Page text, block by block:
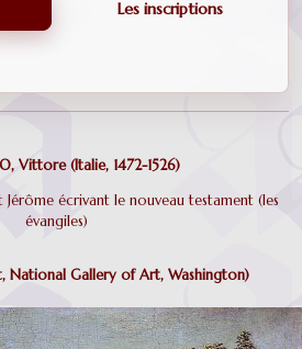
Les inscriptions
Vittore (Italie, 1472-1526)
Jérôme écrivant le nouveau testament (les
évangiles)
National Gallery of Art, Washington)